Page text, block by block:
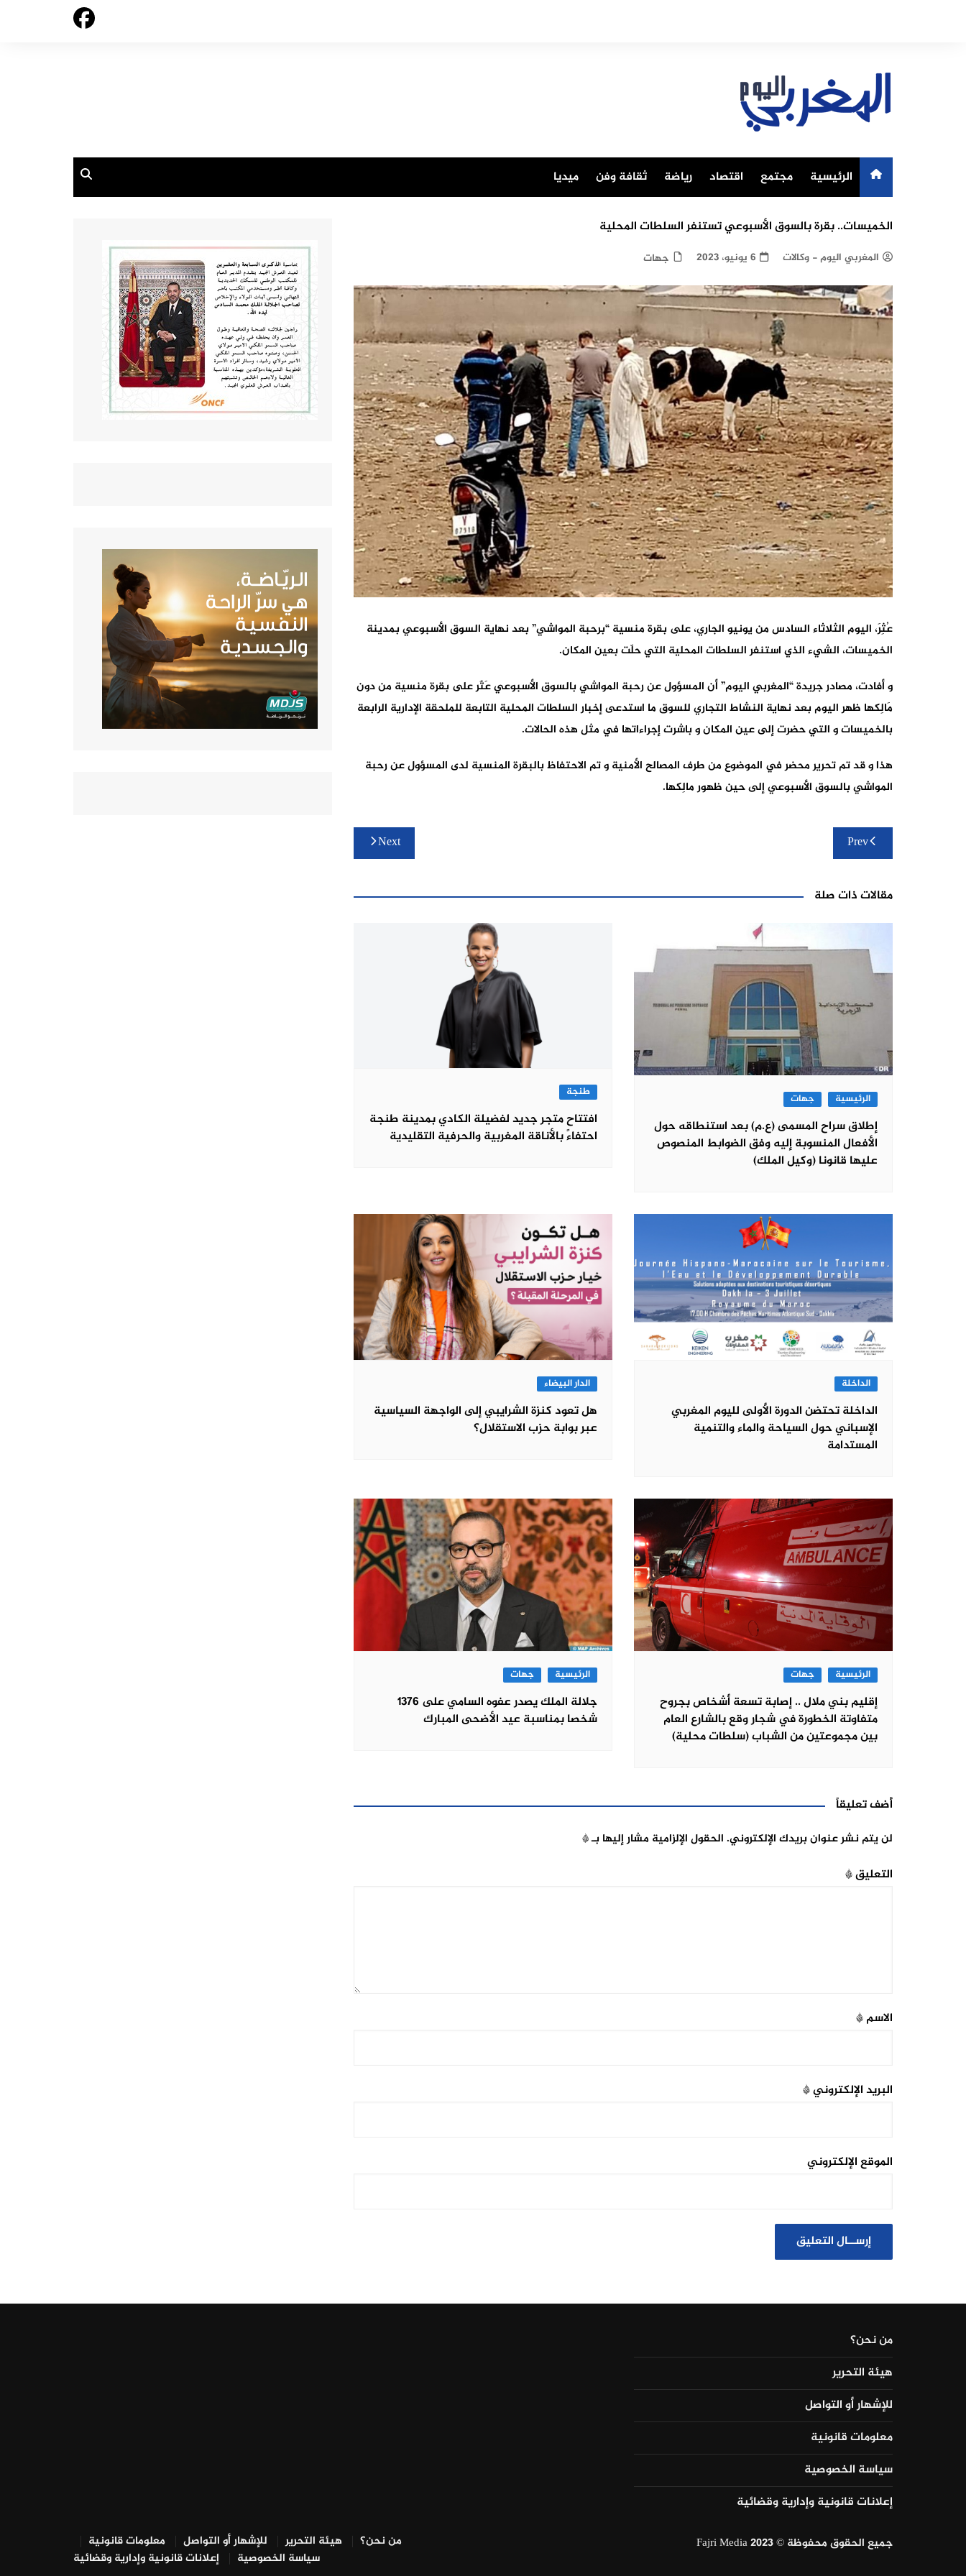
الرئيسية مجتمع اقتصاد رياضة ثقافة وفن ميديا
الخميسات.. بقرة بالسوق الأسبوعي تستنفر السلطات المحلية
المغربي اليوم - وكالات 6 يونيو، 2023 جهات
عُثِرَ، اليوم الثلاثاء السادس من يونيو الجاري، على بقرة منسية “برحبة المواشي” بعد نهاية السوق الأسبوعي بمدينة
الخميسات، الشيء الذي استنفر السلطات المحلية التي حلّت بعين المكان.
و أفادت، مصادر جريدة “المغربي اليوم” أن المسؤول عن رحبة المواشي بالسوق الأسبوعي عَثَر على بقرة منسية من دون
مَالِكها ظهر اليوم بعد نهاية النشاط التجاري للسوق ما استدعى إخبار السلطات المحلية التابعة للملحقة الإدارية الرابعة
بالخميسات و التي حضرت إلى عين المكان و باشرت إجراءاتها في مثل هذه الحالات.
هذا و قد تم تحرير محضر في الموضوع من طرف المصالح الأمنية و تم الاحتفاظ بالبقرة المنسية لدى المسؤول عن رحبة
المواشي بالسوق الأسبوعي إلى حين ظهور مالِكها.
تصفّح
المقالات
Prev
Next
مقالات ذات صلة
الرئيسية جهات
إطلاق سراح المسمى (ع.م) بعد استنطاقه حول
الأفعال المنسوبة إليه وفق الضوابط المنصوص
عليها قانونا (وكيل الملك)
طنجة
افتتاح متجر جديد لفضيلة الكادي بمدينة طنجة
احتفاءً بالأناقة المغربية والحرفية التقليدية
الداخلة
الداخلة تحتضن الدورة الأولى لليوم المغربي
الإسباني حول السياحة والماء والتنمية
المستدامة
الدار البيضاء
هل تعود كنزة الشرايبي إلى الواجهة السياسية
عبر بوابة حزب الاستقلال؟
الرئيسية جهات
إقليم بني ملال .. إصابة تسعة أشخاص بجروح
متفاوتة الخطورة في شجار وقع بالشارع العام
بين مجموعتين من الشباب (سلطات محلية)
الرئيسية جهات
جلالة الملك يصدر عفوه السامي على 1376
شخصا بمناسبة عيد الأضحى المبارك
أضف تعليقاً
لن يتم نشر عنوان بريدك الإلكتروني. الحقول الإلزامية مشار إليها بـ*
التعليق*
الاسم*
البريد الإلكتروني*
الموقع الإلكتروني
من نحن؟
هيئة التحرير
للإشهار أو التواصل
معلومات قانونية
سياسة الخصوصية
إعلانات قانونية وإدارية وقضائية
جميع الحقوق محفوظة © Fajri Media 2023 من نحن؟ هيئة التحرير للإشهار أو التواصل
معلومات قانونية
سياسة الخصوصية
إعلانات قانونية وإدارية وقضائية